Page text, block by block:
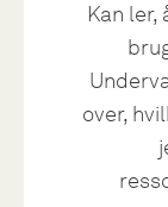
Kan
over,